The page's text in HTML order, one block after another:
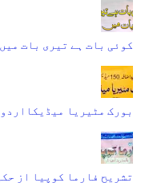
کوئی بات ہے تیری بات
بورک مٹیریا
تشریح فارما کوپیا از